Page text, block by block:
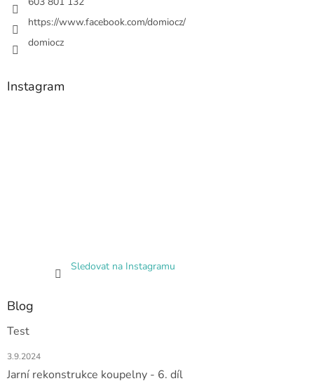
https://www.facebook.com/domiocz/
domiocz
Instagram
Sledovat na Instagramu
Blog
Test
3.9.2024
Jarní rekonstrukce koupelny - 6. díl